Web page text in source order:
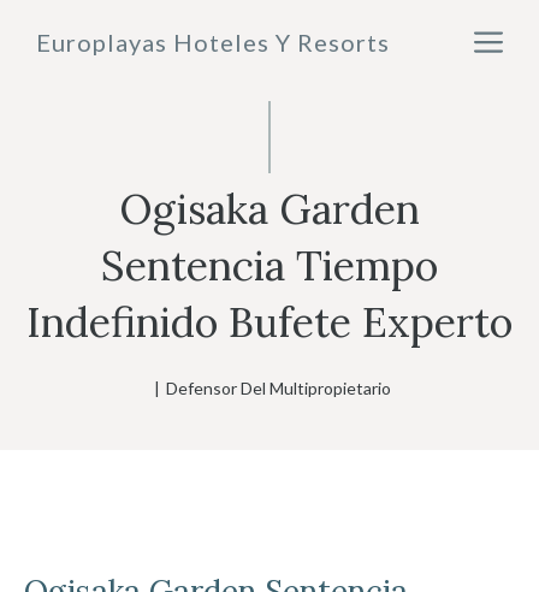
Europlayas Hoteles Y Resorts
Ogisaka Garden
Sentencia Tiempo
Indefinido Bufete Experto
| Defensor Del Multipropietario